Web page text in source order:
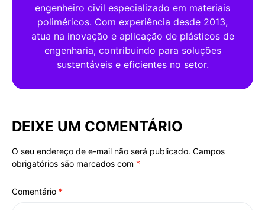
engenheiro civil especializado em materiais
poliméricos. Com experiência desde 2013,
atua na inovação e aplicação de plásticos de
engenharia, contribuindo para soluções
sustentáveis e eficientes no setor.
DEIXE UM COMENTÁRIO
O seu endereço de e-mail não será publicado. Campos
obrigatórios são marcados com *
Comentário *
Alternative: